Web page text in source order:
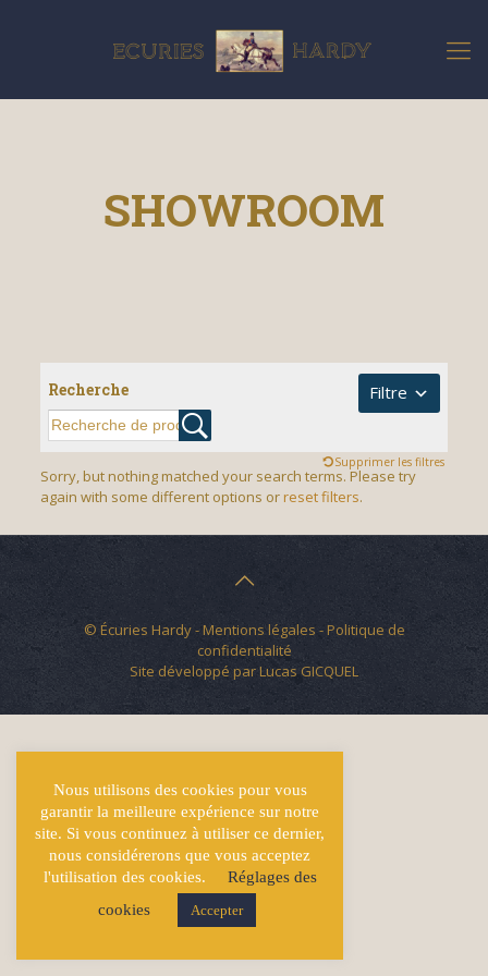
SHOWROOM
Recherche Filtre
Supprimer les filtres
Sorry, but nothing matched your search terms. Please try
again with some different options orreset filters.
© Écuries Hardy -Mentions légales - Politique de
confidentialité
Site développé parLucas GICQUEL
Nous utilisons des cookies pour vous
garantir la meilleure expérience sur notre
site. Si vous continuez à utiliser ce dernier,
nous considérerons que vous acceptez
l'utilisation des cookies.
Réglages des
cookies
Accepter